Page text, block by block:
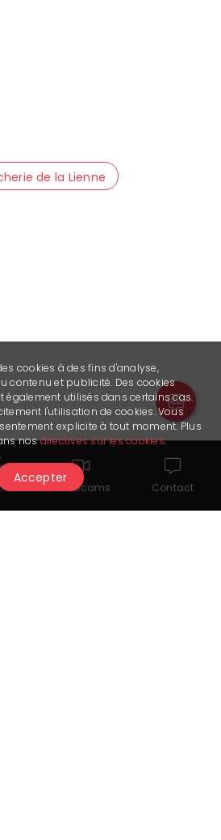
de la Lienne
Webcams Contact
cookies à des fins d'analyse,
contenu et publicité. Des cookies
également utilisés dans certains cas.
l'utilisation de cookies. Vous
explicite à tout moment. Plus
nosdirectives sur les cookies.
Accepter